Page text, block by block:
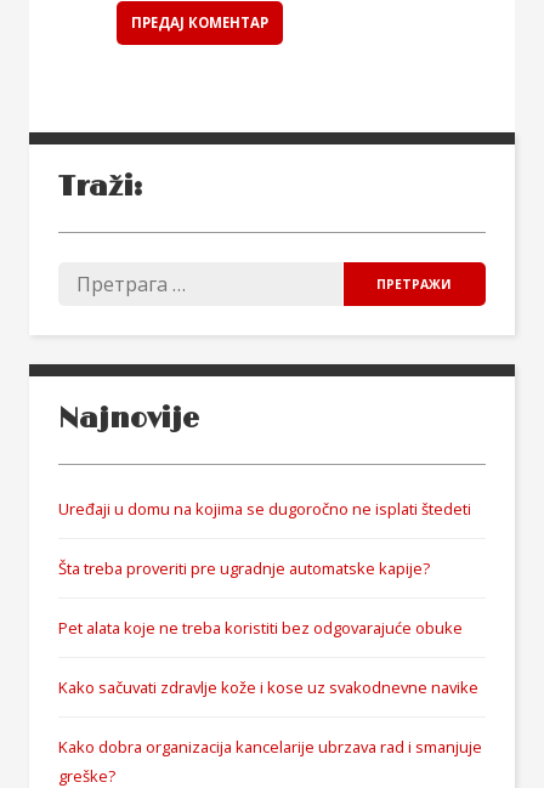
Traži:
Najnovije
Uređaji u domu na kojima se dugoročno ne isplati štedeti
Šta treba proveriti pre ugradnje automatske kapije?
Pet alata koje ne treba koristiti bez odgovarajuće obuke
Kako sačuvati zdravlje kože i kose uz svakodnevne navike
Kako dobra organizacija kancelarije ubrzava rad i smanjuje
greške?